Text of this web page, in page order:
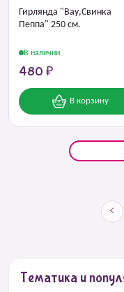
Гирлянда "Вау,Свинка
Пеппа" 250 см.
В наличии
480 ₽
В корзину
<
Тематика и